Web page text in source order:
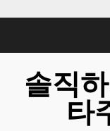
솔직
타